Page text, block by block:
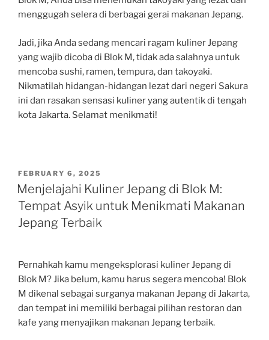
menggugah selera di berbagai gerai makanan Jepang.
Jadi, jika Anda sedang mencari ragam kuliner Jepang
yang wajib dicoba di Blok M, tidak ada salahnya untuk
mencoba sushi, ramen, tempura, dan takoyaki.
Nikmatilah hidangan-hidangan lezat dari negeri Sakura
ini dan rasakan sensasi kuliner yang autentik di tengah
kota Jakarta. Selamat menikmati!
POSTED
ON
FEBRUARY 6, 2025
Menjelajahi Kuliner Jepang di Blok M:
Tempat Asyik untuk Menikmati Makanan
Jepang Terbaik
Pernahkah kamu mengeksplorasi kuliner Jepang di
Blok M? Jika belum, kamu harus segera mencoba! Blok
M dikenal sebagai surganya makanan Jepang di Jakarta,
dan tempat ini memiliki berbagai pilihan restoran dan
kafe yang menyajikan makanan Jepang terbaik.